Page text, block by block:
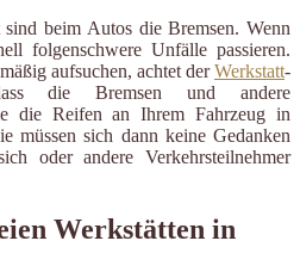
sind beim Autos die Bremsen. Wenn
folgenschwere Unfälle passieren.
aufsuchen, achtet derWerkstatt-
die Bremsen und andere
die Reifen an Ihrem Fahrzeug in
müssen sich dann keine Gedanken
oder andere Verkehrsteilnehmer
Werkstätten in